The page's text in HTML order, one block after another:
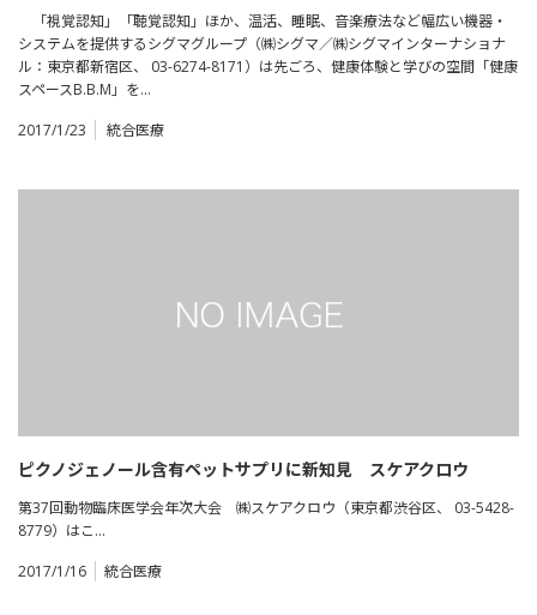
「視覚認知」「聴覚認知」ほか、温活、睡眠、音楽療法など幅広い機器・
システムを提供するシグマグループ（㈱シグマ／㈱シグマインターナショナ
ル：東京都新宿区、 03-6274-8171）は先ごろ、健康体験と学びの空間「健康
スペースB.B.M」を…
2017/1/23
統合医療
ピクノジェノール含有ペットサプリに新知見 スケアクロウ
第37回動物臨床医学会年次大会 ㈱スケアクロウ（東京都渋谷区、 03-5428-
8779）はこ…
2017/1/16
統合医療